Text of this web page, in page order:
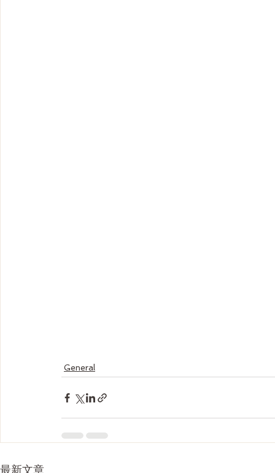
General
最新文章